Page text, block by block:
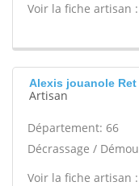
Voir la fiche artisan :
Alexis jouanole Ret
Artisan
Département: 66
Décrassage /
Voir la fiche artisan :